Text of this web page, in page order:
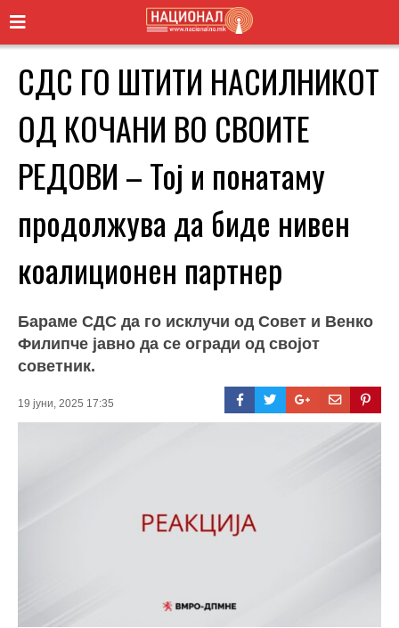
СДС ГО ШТИТИ НАСИЛНИКОТ
ОД КОЧАНИ ВО СВОИТЕ
РЕДОВИ – Тој и понатаму
продолжува да биде нивен
коалиционен партнер
Бараме СДС да го исклучи од Совет и Венко
Филипче јавно да се огради од својот
советник.
19 јуни, 2025 17:35